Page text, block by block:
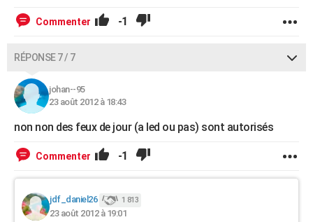
Commenter -1
RÉPONSE 7 / 7
johan--95
23 août 2012 à 18:43
non non des feux de jour (a led ou pas) sont autorisés
Commenter -1
jdf_daniel26 1 813
23 août 2012 à 19:01